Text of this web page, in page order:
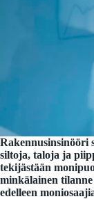
Rakennusinsinööri
siltoja, taloja ja
tekijästään
minkälainen
edelleen